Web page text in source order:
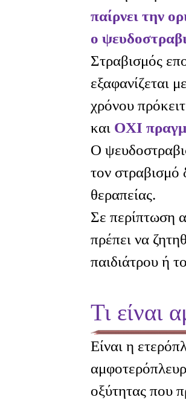
παίρνει την
ο
Στραβισμός
εξαφανίζεται
χρόνου
και ΟΧΙ
Ο
τον στραβισμό
θεραπείας.
Σε περίπτωση
πρέπει να
παιδιάτρου ή
Τι είναι
Είναι η
οξύτητας που